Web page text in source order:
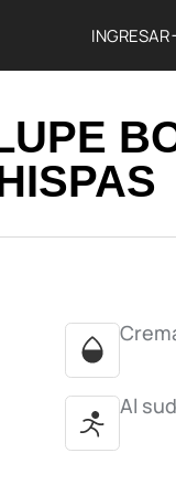
INGRESAR
Al